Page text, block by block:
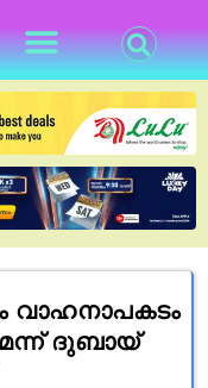
വാഹനാപകടം
ദുബായ്